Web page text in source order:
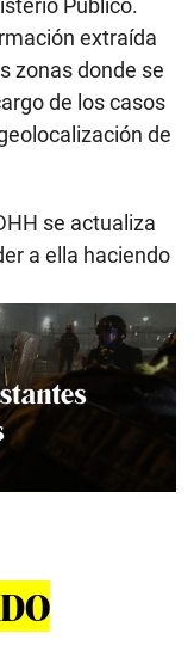
Público.
extraída
zonas donde se
de los casos
de
se actualiza
a ella haciendo